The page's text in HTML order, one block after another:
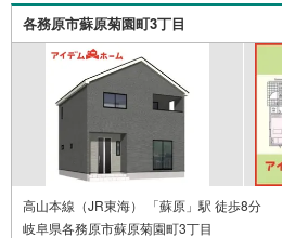
各務原市蘇原菊園町3丁目
高山本線（JR東海） 「蘇原」駅 徒歩8分
岐阜県各務原市蘇原菊園町3丁目